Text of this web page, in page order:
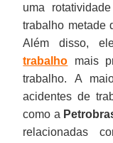
uma
trabalho metade
Além disso,
trabalho mais
trabalho. A
acidentes de
como a
relacionadas